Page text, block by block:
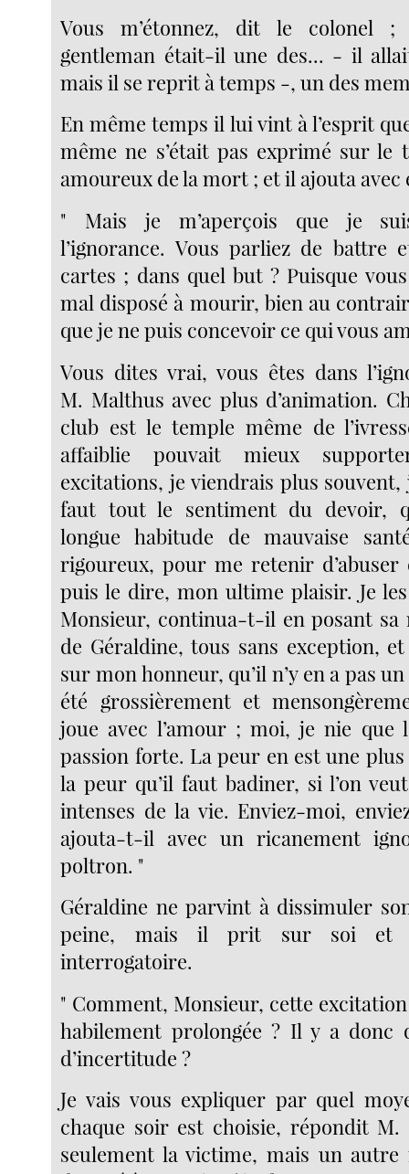
Vous m’étonnez, dit le colonel ;
gentleman était-il une des... - il
mais il se reprit à temps -, un des
En même temps il lui vint à l’esprit
même ne s’était pas exprimé sur le
amoureux de la mort ; et il ajouta
" Mais je m’aperçois que je
l’ignorance. Vous parliez de battre
cartes ; dans quel but ? Puisque
mal disposé à mourir, bien au
que je ne puis concevoir ce qui vous
Vous dites vrai, vous êtes dans
M. Malthus avec plus d’animation.
club est le temple même de
affaiblie pouvait mieux
excitations, je viendrais plus
faut tout le sentiment du devoir,
longue habitude de mauvaise
rigoureux, pour me retenir
puis le dire, mon ultime plaisir. Je
Monsieur, continua-t-il en posant sa
de Géraldine, tous sans exception,
sur mon honneur, qu’il n’y en a pas
été grossièrement et
joue avec l’amour ; moi, je nie que
passion forte. La peur en est une plus
la peur qu’il faut badiner, si l’on
intenses de la vie. Enviez-moi,
ajouta-t-il avec un ricanement
poltron. "
Géraldine ne parvint à dissimuler
peine, mais il prit sur soi et
interrogatoire.
" Comment, Monsieur, cette
habilement prolongée ? Il y a donc
d’incertitude ?
Je vais vous expliquer par quel
chaque soir est choisie, répondit
seulement la victime, mais un